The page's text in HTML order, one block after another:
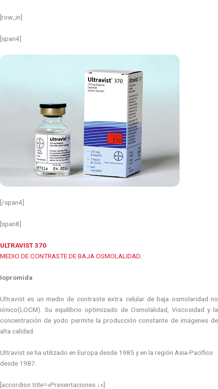
[row_in]
[span4]
[/span4]
[span8]
ULTRAVIST 370
MEDIO DE CONTRASTE DE BAJA OSMOLALIDAD.
Iopromida
Ultravist es un medio de contraste extra celular de baja osmolaridad no
iónico(LOCM). Su equilibrio optimizado de Osmolalidad, Viscosidad y la
concentración de yodo permite la producción constante de imágenes de
alta calidad.
Ultravist se ha utilizado en Europa desde 1985 y en la región Asia-Pacífico
desde 1987.
[accordion title=»Presentaciones ↓»]